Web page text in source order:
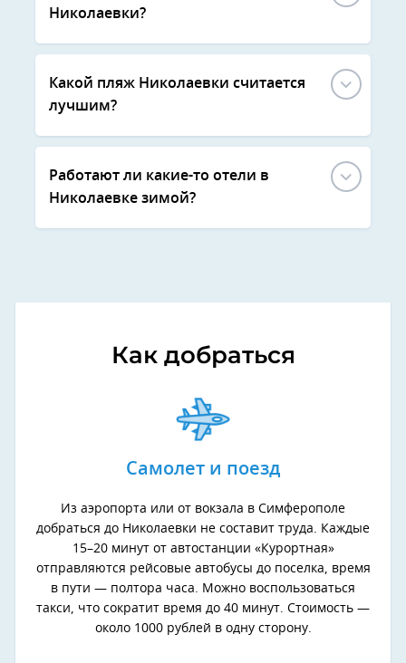
Николаевки?
Какой пляж Николаевки считается
лучшим?
Работают ли какие-то отели в
Николаевке зимой?
Как добраться
Самолет и поезд
Из аэропорта или от вокзала в Симферополе
добраться до Николаевки не составит труда. Каждые
15–20 минут от автостанции «Курортная»
отправляются рейсовые автобусы до поселка, время
в пути — полтора часа. Можно воспользоваться
такси, что сократит время до 40 минут. Стоимость —
около 1000 рублей в одну сторону.